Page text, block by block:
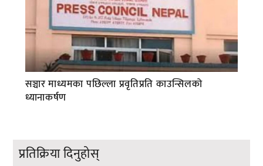
सञ्चार माध्यमका पछिल्ला प्रवृतिप्रति काउन्सिलको
ध्यानाकर्षण
प्रतिक्रिया दिनुहोस्